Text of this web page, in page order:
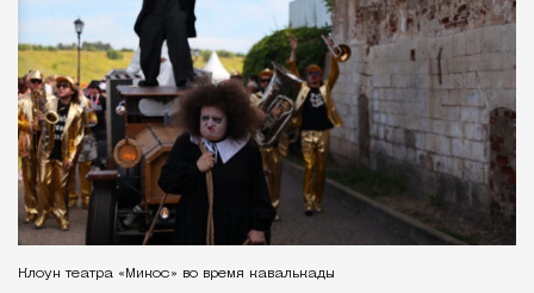
Клоун театра «Микос» во время кавалькады